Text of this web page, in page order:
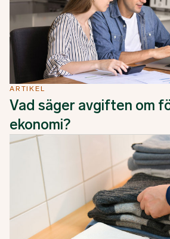
ARTIKEL
Vad säger avgiften om
ekonomi?